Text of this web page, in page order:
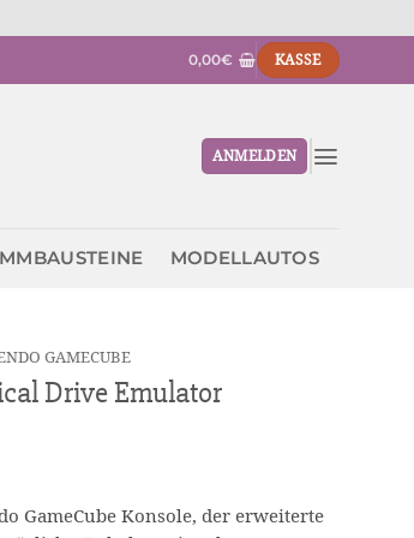
0,00€ KASSE
ANMELDEN
MODELLAUTOS
GAMECUBE
Drive Emulator
GameCube Konsole, der erweiterte